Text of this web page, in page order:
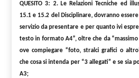
QUESITO 3: 2. Le Relazioni Tecniche ed
15.1 e 15.2 del Disciplinare, dovranno
servizio da presentare e per quanto ivi
testo in formato A4”, oltre che da
ove compiegare “foto, stralci grafici o
che cosa si intenda per “3 allegati” e se sia
A3;